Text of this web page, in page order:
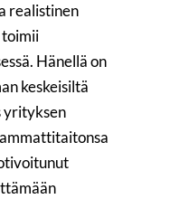
realistinen
Hänellä on
keskeisiltä
yrityksen